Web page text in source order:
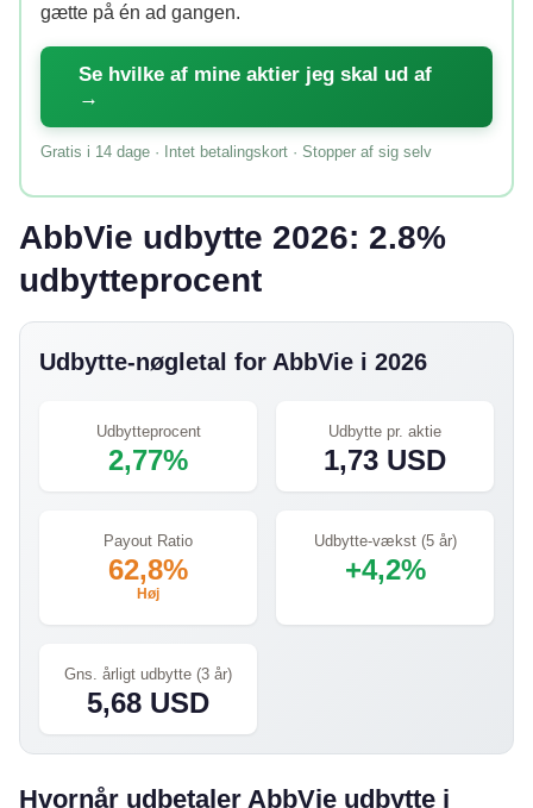
gætte på én ad gangen.
Se hvilke af mine aktier jeg skal ud af
→
Gratis i 14 dage · Intet betalingskort · Stopper af sig selv
AbbVie udbytte 2026: 2.8%
udbytteprocent
Udbytte-nøgletal for AbbVie i 2026
Udbytteprocent
2,77%
Udbytte pr. aktie
1,73 USD
Payout Ratio
62,8%
Høj
Udbytte-vækst (5 år)
+4,2%
Gns. årligt udbytte (3 år)
5,68 USD
Hvornår udbetaler AbbVie udbytte i